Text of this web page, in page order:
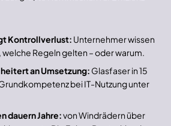
Kontrollverlust: Unternehmer wissen
Regeln gelten – oder warum.
an Umsetzung: Glasfaser in 15
bei IT-Nutzung unter
dauern Jahre:von Windrädern über